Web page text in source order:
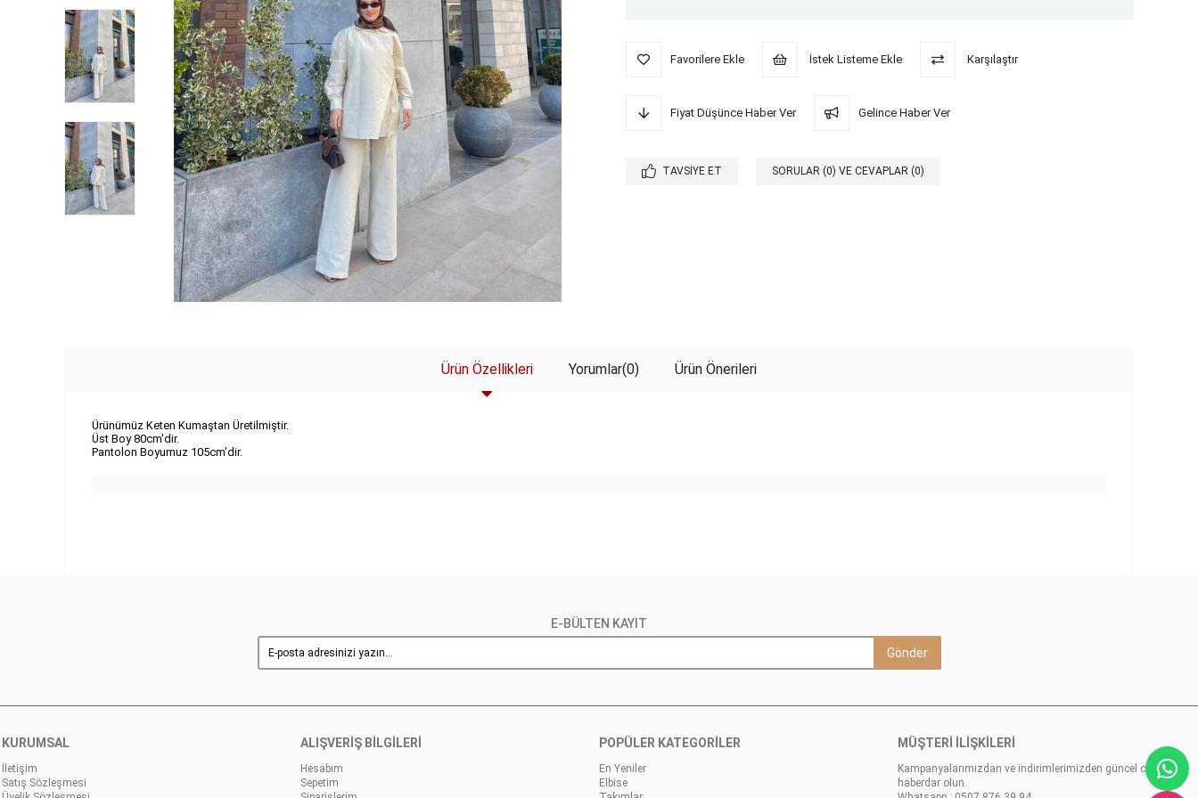
Favorilere Ekle İstek Listeme Ekle Karşılaştır
Fiyat Düşünce Haber Ver Gelince Haber Ver
TAVSIYE ET SORULAR (0) VE CEVAPLAR (0)
Ürün Özellikleri Yorumlar(0) Ürün Önerileri
Ürünümüz Keten Kumaştan Üretilmiştir.
Üst Boy 80cm'dir.
Pantolon Boyumuz 105cm'dir.
E-BÜLTEN KAYIT
Gönder
KURUMSAL
İletişim
Satış Sözleşmesi
ALIŞVERİŞ BİLGİLERİ
Hesabım
Sepetim
POPÜLER KATEGORİLER
En Yeniler
Elbise
MÜŞTERİ İLİŞKİLERİ
Kampanyalarımızdan ve indirimlerimizden güncel olarak
haberdar olun.